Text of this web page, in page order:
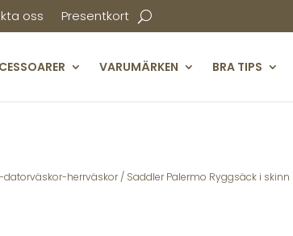
oss Presentkort
VARUMÄRKEN BRA TIPS
datorväskor-herrväskor/ Saddler Palermo Ryggsäck i skinn